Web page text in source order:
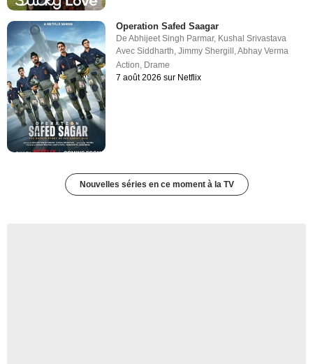
Operation Safed Saagar
DeAbhijeet Singh Parmar, Kushal Srivastava
AvecSiddharth ,Jimmy Shergill ,Abhay Verma
Action Drame
7 août 2026 sur Netflix
Nouvelles séries en ce moment à la TV